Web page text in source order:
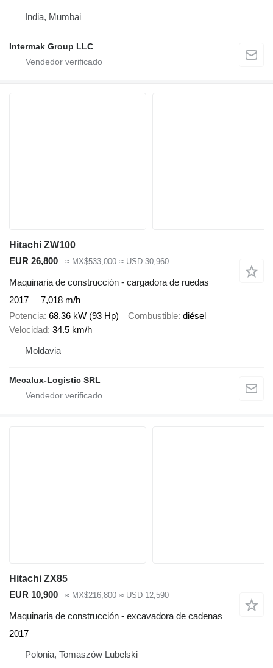
India, Mumbai
Intermak Group LLC
Hitachi ZW100
EUR 26,800
≈ MX$533,000 ≈ USD 30,960
Maquinaria de construcción - cargadora de ruedas
2017
7,018 m/h
Potencia 68.36 kW (93 Hp) Combustible diésel
Velocidad 34.5 km/h
Moldavia
Mecalux-Logistic SRL
Hitachi ZX85
EUR 10,900
≈ MX$216,800 ≈ USD 12,590
Maquinaria de construcción - excavadora de cadenas
2017
Polonia, Tomaszów Lubelski